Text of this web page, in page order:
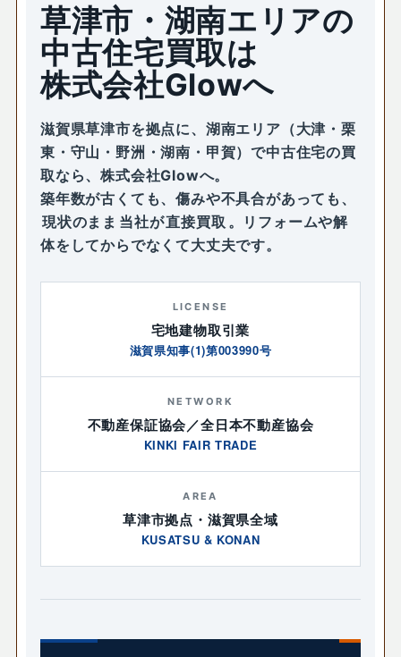
草津市・湖南エリアの
中古住宅買取は
株式会社Glowへ
滋賀県草津市を拠点に、湖南エリア（大津・栗
東・守山・野洲・湖南・甲賀）で中古住宅の買
取なら、株式会社Glowへ。
築年数が古くても、傷みや不具合があっても、
現状のまま 当社が直接買取 。リフォームや解
体をしてからでなくて大丈夫です。
LICENSE
宅地建物取引業
滋賀県知事(1)第003990号
NETWORK
不動産保証協会／全日本不動産協会
KINKI FAIR TRADE
AREA
草津市拠点・滋賀県全域
KUSATSU & KONAN